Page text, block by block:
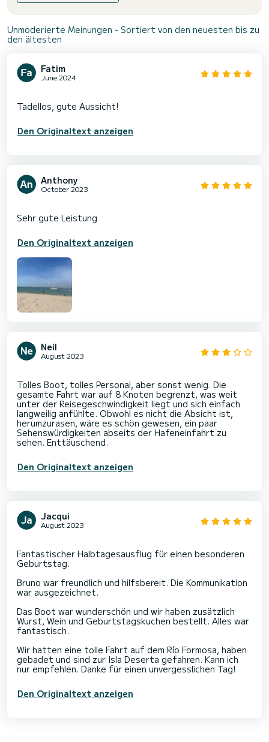
Unmoderierte Meinungen - Sortiert von den neuesten bis zu
den ältesten
Fatim
June 2024
Den Originaltext anzeigen
Anthony
October 2023
Den Originaltext anzeigen
Neil
August 2023
Tolles Boot, tolles Personal, aber sonst wenig. Die
gesamte Fahrt war auf 8 Knoten begrenzt, was weit
unter der Reisegeschwindigkeit liegt und sich einfach
langweilig anfühlte. Obwohl es nicht die Absicht ist,
herumzurasen, wäre es schön gewesen, ein paar
Sehenswürdigkeiten abseits der Hafeneinfahrt zu
Den Originaltext anzeigen
Jacqui
August 2023
Fantastischer Halbtagesausflug für einen besonderen
Geburtstag.
Bruno war freundlich und hilfsbereit. Die Kommunikation
war ausgezeichnet.
Das Boot war wunderschön und wir haben zusätzlich
Wurst, Wein und Geburtstagskuchen bestellt. Alles war
fantastisch.
Wir hatten eine tolle Fahrt auf dem Río Formosa, haben
gebadet und sind zur Isla Deserta gefahren. Kann ich
Den Originaltext anzeigen